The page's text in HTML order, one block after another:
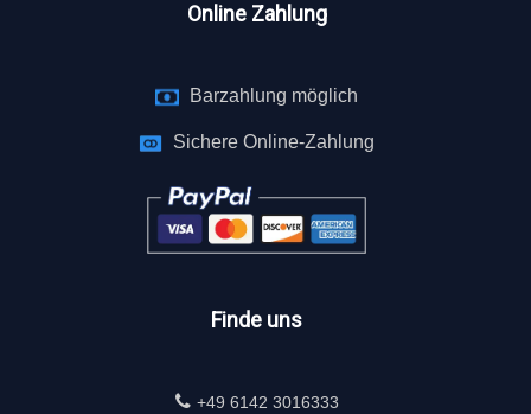
Online Zahlung
Barzahlung möglich
Sichere Online-Zahlung
Finde uns
+49 6142 3016333